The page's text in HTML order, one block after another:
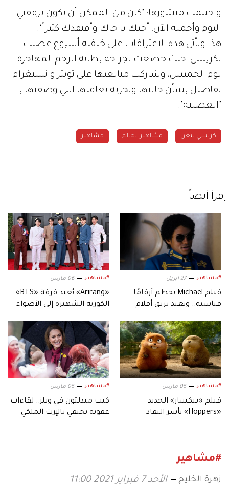
واختتمت منشورها: "كان من الممكن أن يكون برفقتي
اليوم وأحمله الآن، أحبك يا جاك وأفتقدك كثيراً".
هذا وتأتي هذه الاعترافات على خلفية أسبوع عصيب
لكريسي، حيث خضعت لجراحة بطانة الرحم المهاجرة
يوم الخميس، وشاركت متابعيها على تويتر وانستغرام
تفاصيل بشأن حالتها وتجربة تعافيها التي وصفتها بـ
"العصيبة".
كريسي تيغن مشاهير العالم مشاهير
إقرأ أيضاً
#مشاهير 27 ابريل
فيلم Michael يحطم أرقامًا
قياسية.. ويعيد بريق أفلام
#مشاهير 06 مارس
«Arirang» يُعيد فرقة «BTS»
الكورية الشهيرة إلى الأضواء
#مشاهير 05 مارس
فيلم «بيكسار» الجديد
«Hoppers» يأسر النقاد
#مشاهير 05 مارس
كيت ميدلتون في ويلز.. لقاءات
عفوية تحتفي بالإرث الملكي
#مشاهير
زهرة الخليج الأحد 7 فبراير 2021 11:00